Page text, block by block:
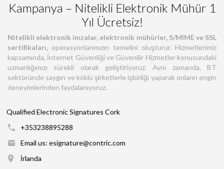
Kampanya – Nitelikli Elektronik Mühür 1
Yıl Ücretsiz!
Nitelikli elektronik imzalar, elektronik mühürler, S/MIME ve SSL
sertifikaları, operasyonlarımızın temelini oluşturur. Hizmetlerimiz
kapsamında, İnternet Güvenliği ve Güvenilir Hizmetler konusundaki
uzmanlığımızı sürekli olarak geliştiriyoruz. Aynı zamanda, BT
sektöründe saygın ve köklü şirketlerle işbirliği yaparak onların engin
deneyimlerinden faydalanıyoruz.
Qualified Electronic Signatures Cork
+353238895288
Email us: esignature@contric.com
İrlanda